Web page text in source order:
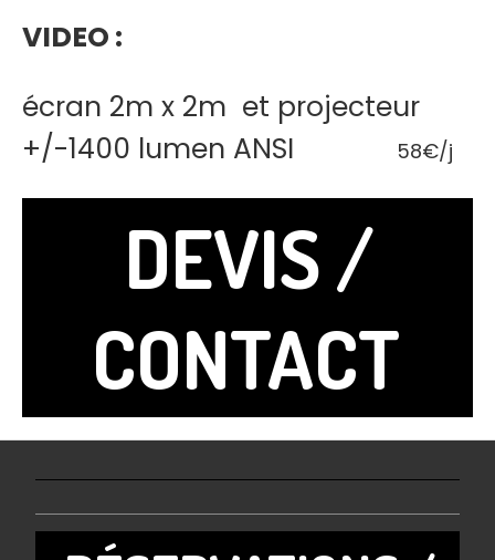
VIDEO :
écran 2m x 2m et projecteur
+/-1400 lumen ANSI
58€/j
DEVIS /
CONTACT